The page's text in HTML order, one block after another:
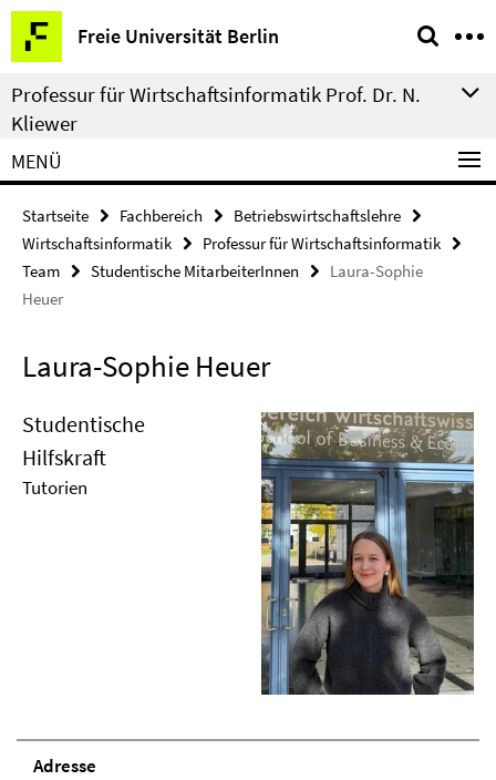
Springe
direkt
zu
Inhalt
Freie Universität Berlin
Service-
Navigation
Professur für Wirtschaftsinformatik Prof. Dr. N.
Kliewer
MENÜ
Startseite Fachbereich
Betriebswirtschaftslehre
Wirtschaftsinformatik
Professur für Wirtschaftsinformatik
Team
Studentische MitarbeiterInnen
Laura-Sophie
Heuer
Laura-Sophie Heuer
Studentische
Hilfskraft
Tutorien
Adresse